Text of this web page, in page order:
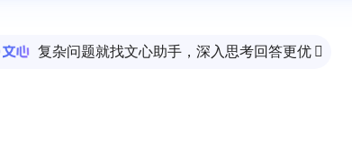
复杂问题就找文心助手，深入思考回答更优 